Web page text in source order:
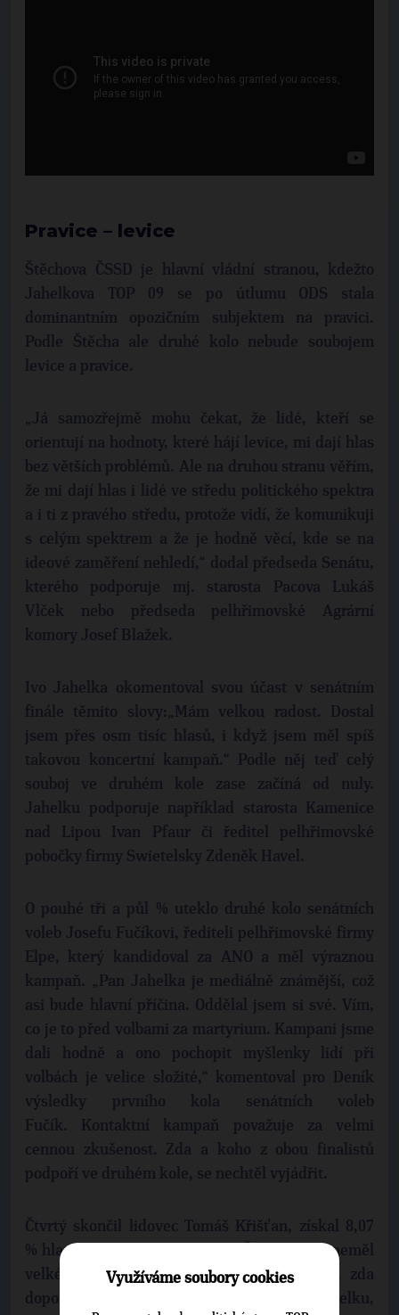
Pravice – levice
Štěchova ČSSD je hlavní vládní stranou, kdežto
Jahelkova TOP 09 se po útlumu ODS stala
dominantním opozičním subjektem na pravici.
Podle Štěcha ale druhé kolo nebude soubojem
levice a pravice.
„Já samozřejmě mohu čekat, že lidé, kteří se
orientují na hodnoty, které hájí levice, mi dají hlas
bez větších problémů. Ale na druhou stranu věřím,
že mi dají hlas i lidé ve středu politického spektra
a i ti z pravého středu, protože vidí, že komunikuji
s celým spektrem a že je hodně věcí, kde se na
ideové zaměření nehledí,“ dodal předseda Senátu,
kterého podporuje mj. starosta Pacova Lukáš
Vlček nebo předseda pelhřimovské Agrární
komory Josef Blažek.
Ivo Jahelka okomentoval svou účast v senátním
finále těmito slovy:„Mám velkou radost. Dostal
jsem přes osm tisíc hlasů, i když jsem měl spíš
takovou koncertní kampaň.“ Podle něj teď celý
souboj ve druhém kole zase začíná od nuly.
Jahelku podporuje například starosta Kamenice
nad Lipou Ivan Pfaur či ředitel pelhřimovské
pobočky firmy Swietelsky Zdeněk Havel.
O pouhé tři a půl % uteklo druhé kolo senátních
voleb Josefu Fučíkovi, řediteli pelhřimovské firmy
Elpe, který kandidoval za ANO a měl výraznou
kampaň. „Pan Jahelka je mediálně známější, což
asi bude hlavní příčina. Oddělal jsem si své. Vím,
co je to před volbami za martyrium. Kampani jsme
dali hodně a ono pochopit myšlenky lidí při
volbách je velice složité,“ komentoval pro Deník
výsledky prvního kola senátních voleb
Fučík. Kontaktní kampaň považuje za velmi
cennou zkušenost. Zda a koho z obou finalistů
podpoří ve druhém kole, se nechtěl vyjádřit.
Čtvrtý skončil lidovec Tomáš Křišťan, získal 8,07
% hlasů. „V konkurenci Milana Štěcha jsem neměl
velké ambice,“ přiznal Křišťan. Na otázku, zda
doporučí volit v druhém kole Štěcha, či Jahelku,
Využíváme soubory cookies